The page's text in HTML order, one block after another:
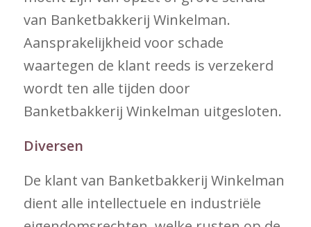
van Banketbakkerij Winkelman.
Aansprakelijkheid voor schade
waartegen de klant reeds is verzekerd
wordt ten alle tijden door
Banketbakkerij Winkelman uitgesloten.
Diversen
De klant van Banketbakkerij Winkelman
dient alle intellectuele en industriële